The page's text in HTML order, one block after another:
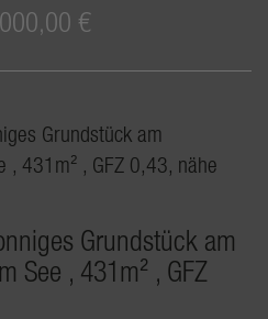
€
Grundstück am
See , 431m² , GFZ